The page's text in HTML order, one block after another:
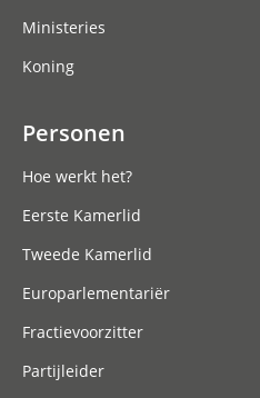
Ministeries
Koning
Personen
Hoe werkt het?
Eerste Kamerlid
Tweede Kamerlid
Europarlementariër
Fractievoorzitter
Partijleider